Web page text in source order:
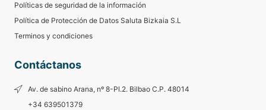
Políticas de seguridad de la información
Política de Protección de Datos Saluta Bizkaia S.L
Terminos y condiciones
Contáctanos
Av. de sabino Arana, nº 8-Pl.2. Bilbao C.P. 48014
+34 639501379